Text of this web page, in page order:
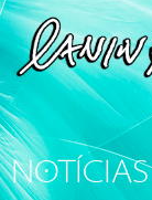
NOTÍCIAS